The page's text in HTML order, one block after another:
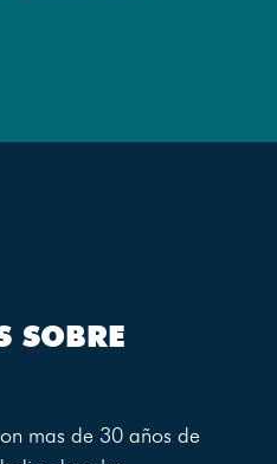
SOBRE
mas de 30 años de